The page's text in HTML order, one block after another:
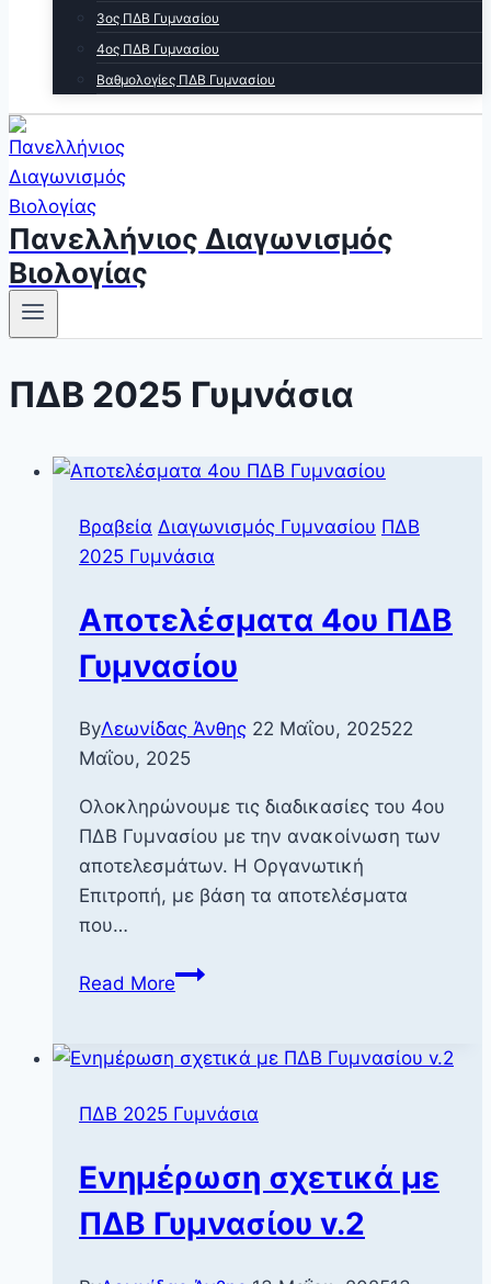
3ος ΠΔΒ Γυμνασίου
4ος ΠΔΒ Γυμνασίου
Βαθμολογίες ΠΔΒ Γυμνασίου
Πανελλήνιος Διαγωνισμός
Βιολογίας
ΠΔΒ 2025 Γυμνάσια
Βραβεία Διαγωνισμός Γυμνασίου ΠΔΒ
2025 Γυμνάσια
Αποτελέσματα 4ου ΠΔΒ
Γυμνασίου
ByΛεωνίδας Άνθης 22 Μαΐου, 202522
Μαΐου, 2025
Ολοκληρώνουμε τις διαδικασίες του 4ου
ΠΔΒ Γυμνασίου με την ανακοίνωση των
αποτελεσμάτων. Η Οργανωτική
Επιτροπή, με βάση τα αποτελέσματα
που…
Read MoreΑποτελέσματα
Γυμνασίου
ΠΔΒ 2025 Γυμνάσια
Ενημέρωση σχετικά με
ΠΔΒ Γυμνασίου v.2